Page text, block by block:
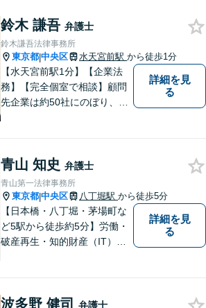
が本当に求める最高の結果に
こだわり続けたいと考えてお
ります。 お気軽にご相談くだ
さい。
鈴木 謙吾 弁護士
鈴木謙吾法律事務所
東京都|中央区 水天宮前駅 から徒歩1分
【水天宮前駅1分】【企業法
務】【完全個室で相談】顧問
先企業は約50社にのぼり、業
役や監査役としての経営支援
も行い、実務に即した助言が
可能です。
詳細を見
る
青山 知史 弁護士
青山第一法律事務所
東京都|中央区 八丁堀駅 から徒歩5分
【日本橋・八丁堀・茅場町な
ど5駅から徒歩約5分】労働・
破産再生・知的財産（IT）な
も柔軟に対応可能。
詳細を見
る
波多野 健司 弁護士